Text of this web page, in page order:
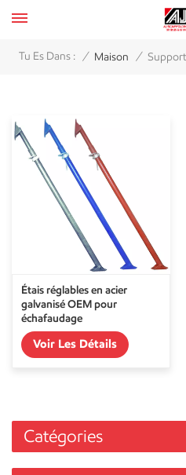
Tu Es Dans : / Maison /
Étais réglables en acier
galvanisé OEM pour
échafaudage
Voir Les Détails
Catégories